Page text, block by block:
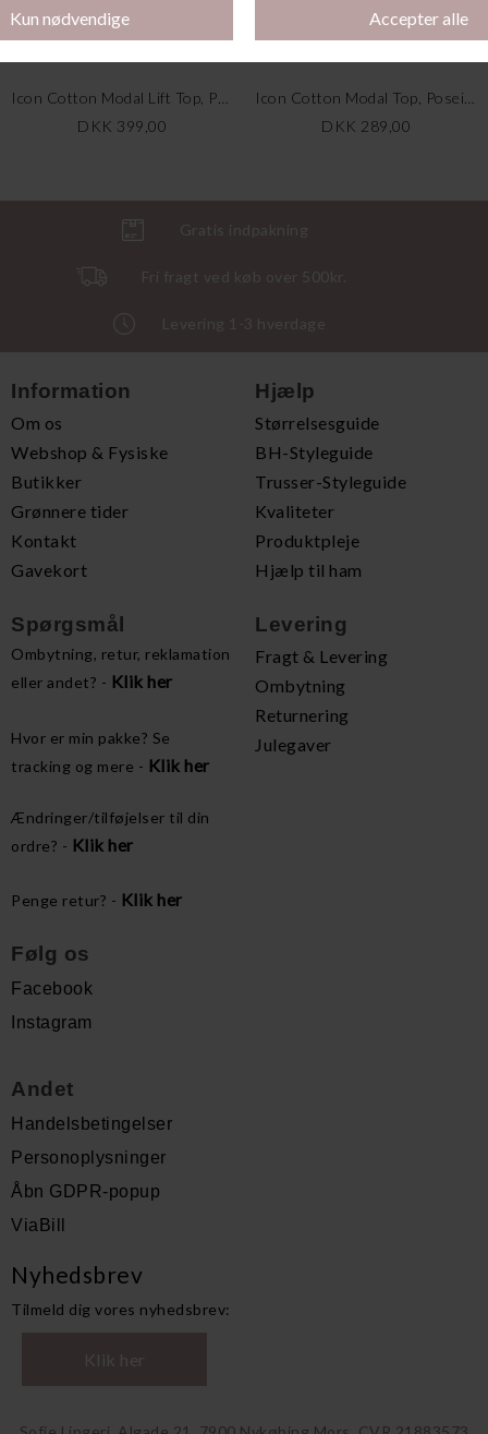
DKK 399,00
DKK 289,00
Gratis indpakning
Fri fragt ved køb over 500kr.
Levering 1-3 hverdage
Information
Om os
Webshop & Fysiske
Butikker
Grønnere tider
Kontakt
Gavekort
Hjælp
Størrelsesguide
BH-Styleguide
Trusser-Styleguide
Kvaliteter
Produktpleje
Hjælp til ham
Spørgsmål
Ombytning, retur, reklamation
eller andet? - Klik her
Hvor er min pakke? Se
tracking og mere - Klik her
Ændringer/tilføjelser til din
ordre? - Klik her
Penge retur? - Klik her
Levering
Fragt & Levering
Ombytning
Returnering
Julegaver
Følg os
Facebook
Instagram
Andet
Handelsbetingelser
Personoplysninger
Åbn GDPR-popup
ViaBill
Nyhedsbrev
Tilmeld dig vores nyhedsbrev:
Klik her